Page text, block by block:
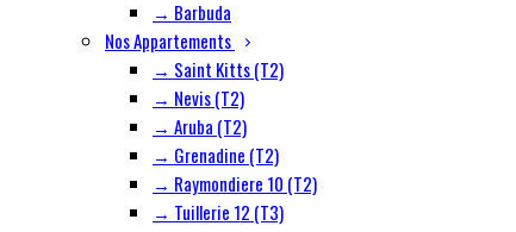
→ Barbuda
Nos Appartements
→ Saint Kitts (T2)
→ Nevis (T2)
→ Aruba (T2)
→ Grenadine (T2)
→ Raymondiere 10 (T2)
→ Tuillerie 12 (T3)